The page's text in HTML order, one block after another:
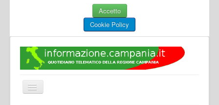
Accetto
Cookie Policy
Cambia
navigazione